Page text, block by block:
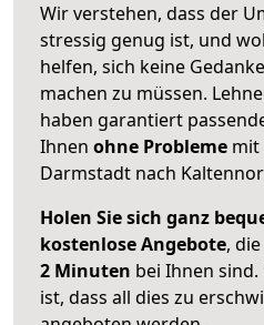
Wir verstehen, dass der
stressig genug ist, und
helfen, sich keine
machen zu müssen.
haben garantiert
Ihnen ohne Probleme mit
Darmstadt nach
Holen Sie sich ganz
kostenlose Angebote,
2 Minuten bei Ihnen
ist, dass all dies zu